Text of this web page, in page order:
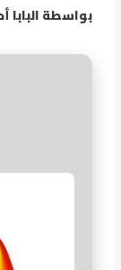
بواسطة